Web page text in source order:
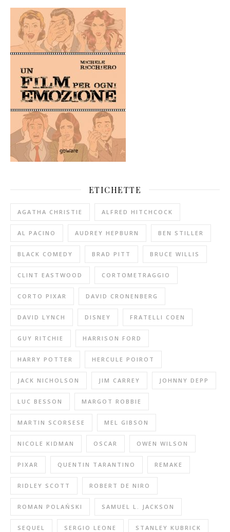
ETICHETTE
AGATHA CHRISTIE ALFRED HITCHCOCK
AL PACINO AUDREY HEPBURN BEN STILLER
BLACK COMEDY BRAD PITT BRUCE WILLIS
CLINT EASTWOOD CORTOMETRAGGIO
CORTO PIXAR DAVID CRONENBERG
DAVID LYNCH DISNEY FRATELLI COEN
GUY RITCHIE HARRISON FORD
HARRY POTTER HERCULE POIROT
JACK NICHOLSON JIM CARREY JOHNNY DEPP
LUC BESSON MARGOT ROBBIE
MARTIN SCORSESE MEL GIBSON
NICOLE KIDMAN OSCAR OWEN WILSON
PIXAR QUENTIN TARANTINO REMAKE
RIDLEY SCOTT ROBERT DE NIRO
ROMAN POLAŃSKI SAMUEL L. JACKSON
SEQUEL SERGIO LEONE STANLEY KUBRICK